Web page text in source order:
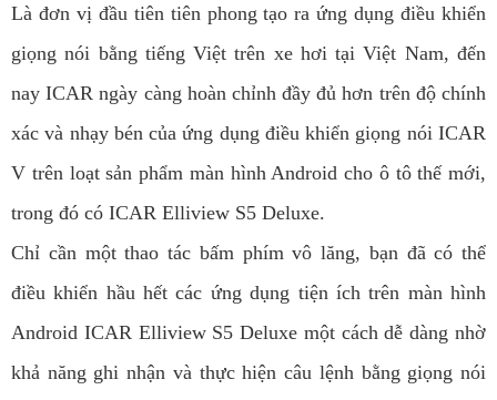
Là đơn vị đầu tiên tiên phong tạo ra ứng dụng điều khiển
giọng nói bằng tiếng Việt trên xe hơi tại Việt Nam, đến
nay ICAR ngày càng hoàn chỉnh đầy đủ hơn trên độ chính
xác và nhạy bén của ứng dụng điều khiển giọng nói ICAR
V trên loạt sản phẩm màn hình Android cho ô tô thế mới,
trong đó có ICAR Elliview S5 Deluxe.
Chỉ cần một thao tác bấm phím vô lăng, bạn đã có thể
điều khiển hầu hết các ứng dụng tiện ích trên màn hình
Android ICAR Elliview S5 Deluxe một cách dễ dàng nhờ
khả năng ghi nhận và thực hiện câu lệnh bằng giọng nói